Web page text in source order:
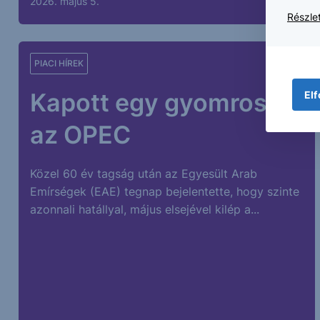
Kapott egy gyomrost
az OPEC
PIACI HÍREK
Közel 60 év tagság után az Egyesült Arab
Emírségek (EAE) tegnap bejelentette, hogy szinte
azonnali hatállyal, május elsejével kilép a...